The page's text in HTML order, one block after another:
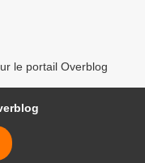
le portail Overblog